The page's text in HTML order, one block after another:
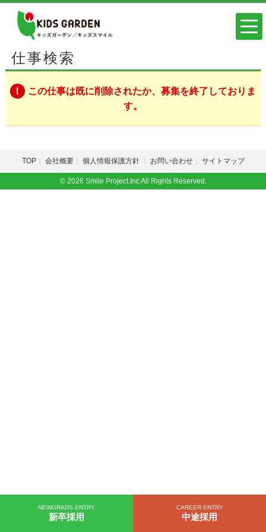
NEWGRADS ENTRY
新卒採用
CAREER ENTRY
中途採用
仕事検索
この仕事は既に削除されたか、募集を終了しておりま
す。
TOP 会社概要 個人情報保護方針 お問い合わせ サイトマップ
© 2026 Smile Project.Inc All Rights Reserved.